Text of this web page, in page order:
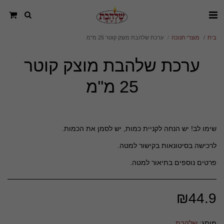
בית מוצרי חנוכה ערכת שלהבת מוצק קוטר 25 מ''מ
ערכת שלהבת מוצק קוטר
25 מ''מ
פרטים נוספים בתיאור למטה.
₪44.9